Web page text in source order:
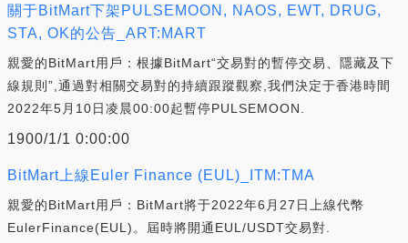
關于BitMart下架PULSEMOON, NAOS, EWT, DRUG,
STA, OK的公告_ART:MART
親愛的BitMart用戶：根據BitMart“交易對的暫停交易、隱藏及下
線規則”,通過對相關交易對的持續跟蹤觀察,我們決定于香港時間
2022年5月10日凌晨00:00起暫停PULSEMOON.
1900/1/1 0:00:00
BitMart上線Euler Finance (EUL)_ITM:TMA
親愛的BitMart用戶：BitMart將于2022年6月27日上線代幣
EulerFinance(EUL)。屆時將開通EUL/USDT交易對.